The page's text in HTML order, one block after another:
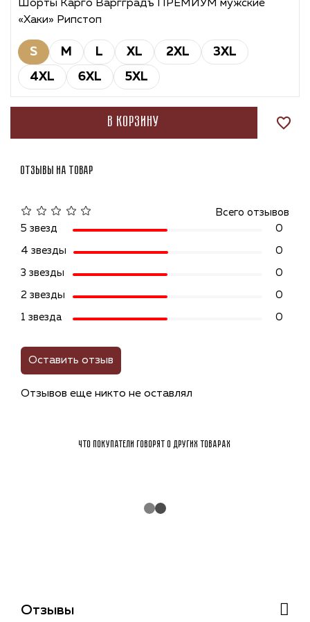
Шорты Карго Варгградъ ПРЕМИУМ мужские
«Хаки» Рипстоп
S M L XL 2XL
3XL
4XL
6XL 5XL
В корзину
Отзывы на товар
Отзывов еще никто не оставлял
Всего отзывов
5 звезд
0
4 звезды 0
3 звезды 0
2 звезды 0
1 звезда 0
Оставить отзыв
Что покупатели говорят о других товарах
Отзывы